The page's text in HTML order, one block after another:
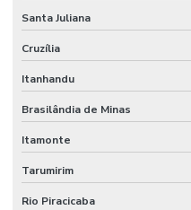
Santa Juliana
Cruzília
Itanhandu
Brasilândia de Minas
Itamonte
Tarumirim
Rio Piracicaba